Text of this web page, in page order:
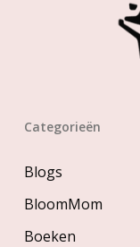
Categorieën
Blogs
BloomMom
Boeken